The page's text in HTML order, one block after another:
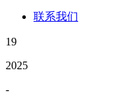
联系我们
19
2025
-